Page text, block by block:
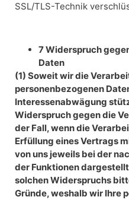
SSL/TLS-Technik
7 Widerspruch
Daten
(1) Soweit wir die
personenbezogenen
Interessenabwägung
Widerspruch gegen die
der Fall, wenn die
Erfüllung eines Vertrags
von uns jeweils bei der
der Funktionen
solchen Widerspruchs
Gründe, weshalb wir Ihre